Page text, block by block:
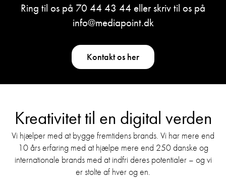
Ring til os på 70 44 43 44 eller skriv til os på
info@mediapoint.dk
Kontakt os her
Kreativitet til en digital verden
Vi hjælper med at bygge fremtidens brands. Vi har mere end
10 års erfaring med at hjælpe mere end 250 danske og
internationale brands med at indfri deres potentialer – og vi
er stolte af hver og en.